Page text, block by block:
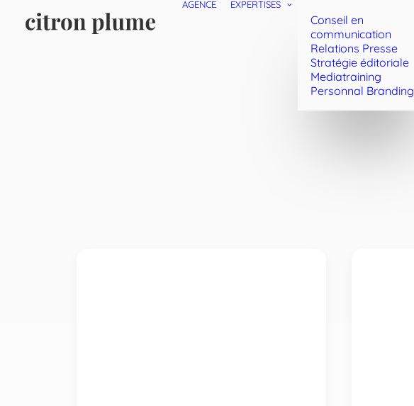
AGENCE EXPERTISES
Conseil en
communication
Relations Presse
Stratégie éditoriale
Mediatraining
Personnal Branding